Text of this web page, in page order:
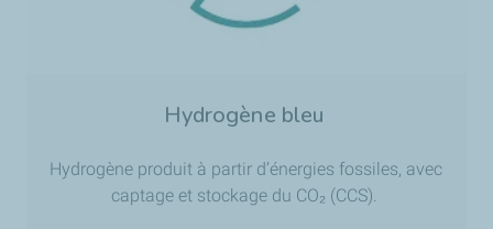
Hydrogène bleu
Hydrogène produit à partir d’énergies fossiles, avec
captage et stockage du CO₂ (CCS).